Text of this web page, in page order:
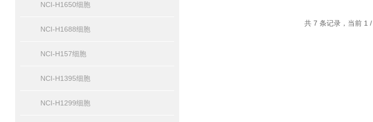
NCI-H1650细胞
NCI-H1688细胞
NCI-H157细胞
NCI-H1395细胞
NCI-H1299细胞
共 7 条记录，当前